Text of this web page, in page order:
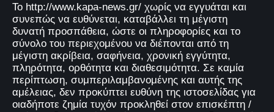
Το http://www.kapa-news.gr/ χωρίς να εγγυάται και
συνεπώς να ευθύνεται, καταβάλλει τη μέγιστη
δυνατή προσπάθεια, ώστε οι πληροφορίες και το
σύνολο του περιεχομένου να διέπονται από τη
μέγιστη ακρίβεια, σαφήνεια, χρονική εγγύτητα,
πληρότητα, ορθότητα και διαθεσιμότητα. Σε καμία
περίπτωση, συμπεριλαμβανομένης και αυτής της
αμέλειας, δεν προκύπτει ευθύνη της ιστοσελίδας για
οιαδήποτε ζημία τυχόν προκληθεί στον επισκέπτη /